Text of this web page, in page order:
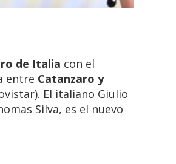
de Italia con el
entre Catanzaro y
El italiano Giulio
Silva, es el nuevo